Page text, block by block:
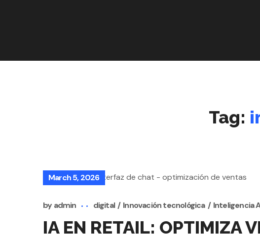
Tag:
March 5, 2026
by admin digital Innovación tecnológica Inteligencia
IA EN RETAIL: OPTIMIZA